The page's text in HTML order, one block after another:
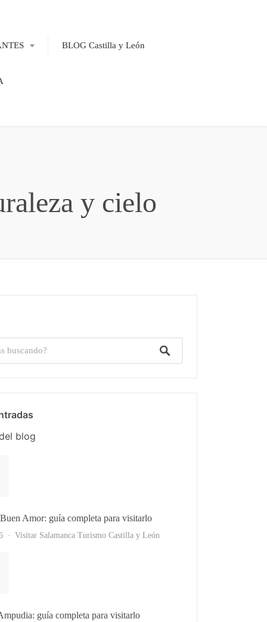
BLOG Castilla y León
y cielo
blog
Amor: guía completa para visitarlo
Visitar Salamanca Turismo Castilla y León
guía completa para visitarlo